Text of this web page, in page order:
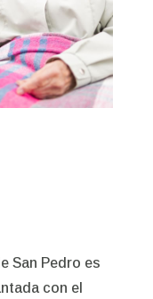
San Pedro es
con el